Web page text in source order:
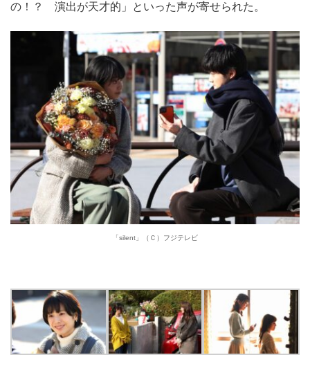
の！？ 演出が天才的」といった声が寄せられた。
「silent」（Ｃ）フジテレビ